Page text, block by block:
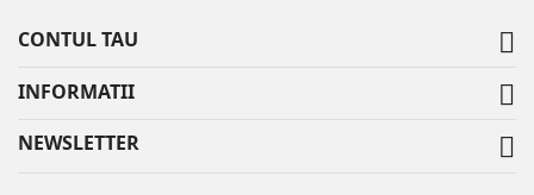
CONTUL TAU 
INFORMATII 
NEWSLETTER 